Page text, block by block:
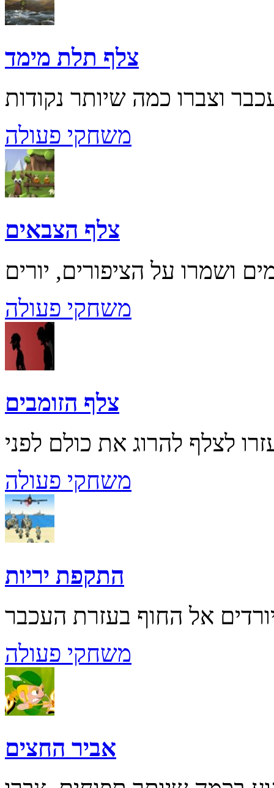
צלף תלת מימד
משחקי פעולה
צלף הצבאים
משחקי פעולה
צלף הזומבים
משחקי פעולה
התקפת יריות
משחקי פעולה
אביר החצים